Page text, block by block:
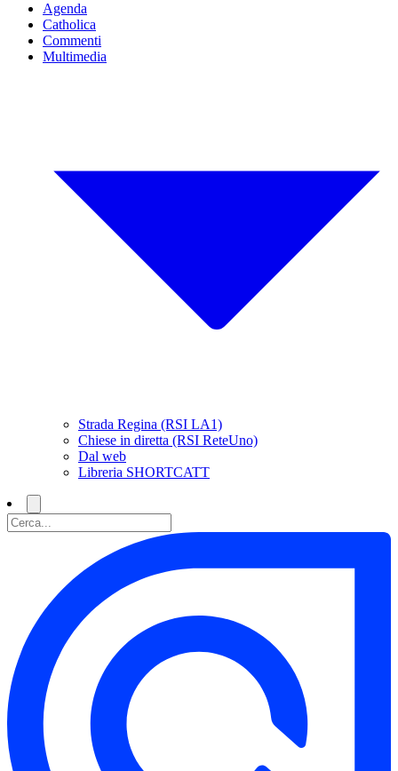
Agenda
Catholica
Commenti
Multimedia
Strada Regina (RSI LA1)
Chiese in diretta (RSI ReteUno)
Dal web
Libreria SHORTCATT